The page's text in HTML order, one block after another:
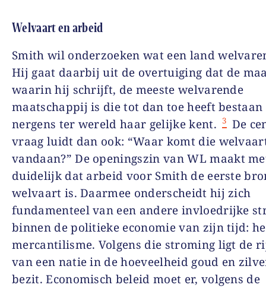
Welvaart en arbeid
Smith wil onderzoeken wat een land
Hij gaat daarbij uit de overtuiging dat de
waarin hij schrijft, de meeste welvarende
maatschappij is die tot dan toe heeft bestaan
nergens ter wereld haar gelijke kent. 3 De
vraag luidt dan ook: “Waar komt die
vandaan?” De openingszin van WL maakt
duidelijk dat arbeid voor Smith de eerste
welvaart is. Daarmee onderscheidt hij zich
fundamenteel van een andere invloedrijke
binnen de politieke economie van zijn tijd:
mercantilisme. Volgens die stroming ligt de
van een natie in de hoeveelheid goud en
bezit. Economisch beleid moet er, volgens de